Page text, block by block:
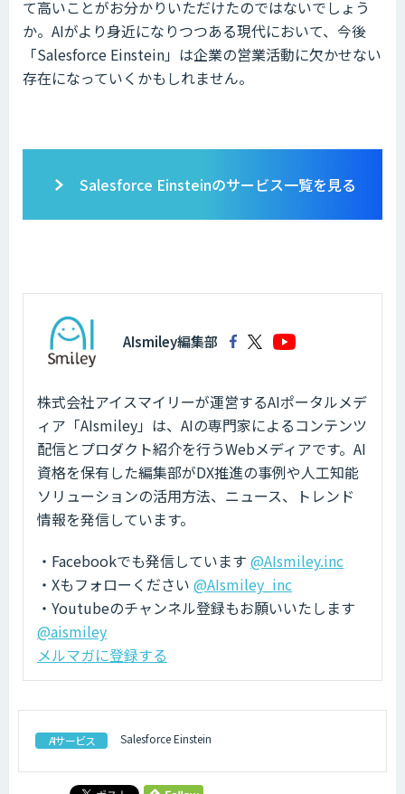
て高いことがお分かりいただけたのではないでしょう
か。AIがより身近になりつつある現代において、今後
「Salesforce Einstein」は企業の営業活動に欠かせない
存在になっていくかもしれません。
Salesforce Einsteinのサービス一覧を見る
AIsmiley編集部
株式会社アイスマイリーが運営するAIポータルメデ
ィア「AIsmiley」は、AIの専門家によるコンテンツ
配信とプロダクト紹介を行うWebメディアです。AI
資格を保有した編集部がDX推進の事例や人工知能
ソリューションの活用方法、ニュース、トレンド
情報を発信しています。
・Facebookでも発信しています @AIsmiley.inc
・Xもフォローください @AIsmiley_inc
・Youtubeのチャンネル登録もお願いいたします
@aismiley
メルマガに登録する
AIサービス Salesforce Einstein